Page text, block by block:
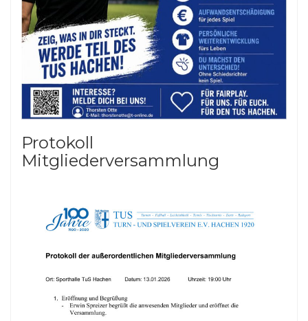
Protokoll
Mitgliederversammlung